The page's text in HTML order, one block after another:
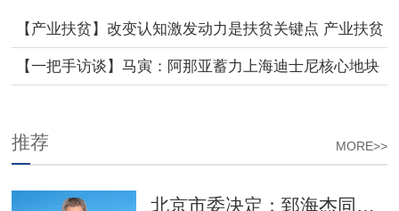
【产业扶贫】改变认知激发动力是扶贫关键点 产业扶贫
需要多方共赢
【一把手访谈】马寅：阿那亚蓄力上海迪士尼核心地块
MORE>>
推荐